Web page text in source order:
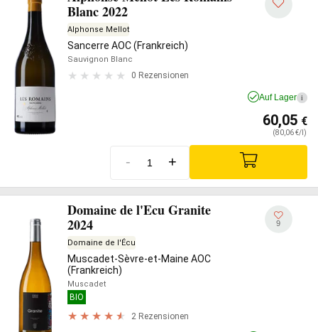
Blanc 2022
Alphonse Mellot
Sancerre AOC (Frankreich)
Sauvignon Blanc
0 Rezensionen
Auf Lager i
60,05 €
(80,06 €/l)
- +
Domaine de l'Ecu Granite
2024
Domaine de l'Écu
Muscadet-Sèvre-et-Maine AOC
(Frankreich)
Muscadet
BIO
2 Rezensionen
9